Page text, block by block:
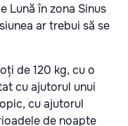
Lună în zona Sinus
ar trebui să se
de 120 kg, cu o
cu ajutorul unui
cu ajutorul
de noapte